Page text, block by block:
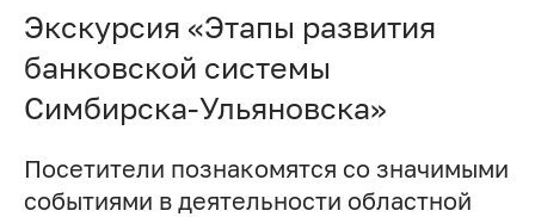
Экскурсия «Этапы развития
банковской системы
Симбирска-Ульяновска»
Посетители познакомятся со значимыми
событиями в деятельности областной